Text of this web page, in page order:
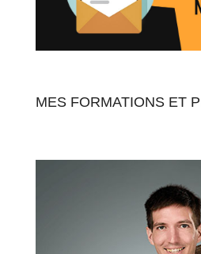
MES FORMATIONS ET